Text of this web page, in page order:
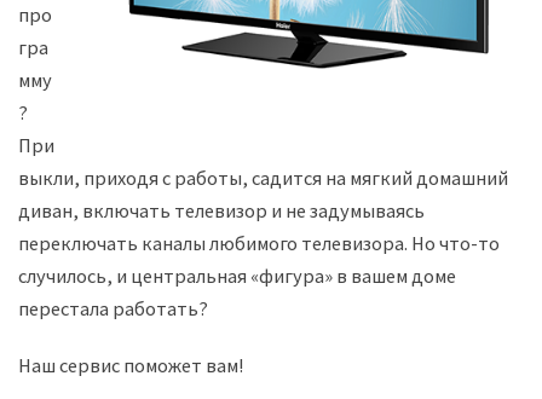
про
гра
мму
?
При
выкли, приходя с работы, садится на мягкий домашний
диван, включать телевизор и не задумываясь
переключать каналы любимого телевизора. Но что-то
случилось, и центральная «фигура» в вашем доме
перестала работать?
Наш сервис поможет вам!